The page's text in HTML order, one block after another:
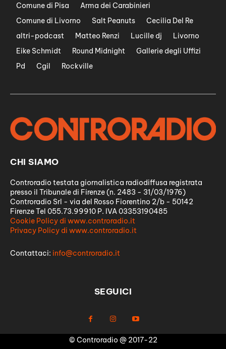
Comune di Pisa
Arma dei Carabinieri
Comune di Livorno
Salt Peanuts
Cecilia Del Re
altri-podcast
Matteo Renzi Lucille dj
Livorno
Eike Schmidt
Round Midnight
Gallerie degli Uffizi
Pd
Cgil Rockville
CHI SIAMO
Controradio testata giornalistica radiodiffusa registrata
presso il Tribunale di Firenze (n. 2483 - 31/03/1976)
Controradio Srl - via del Rosso Fiorentino 2/b - 50142
Firenze Tel 055.73.99910 P. IVA 03353190485
Cookie Policy di www.controradio.it
Privacy Policy di www.controradio.it
Contattaci: info@controradio.it
SEGUICI
© Controradio @ 2017-22